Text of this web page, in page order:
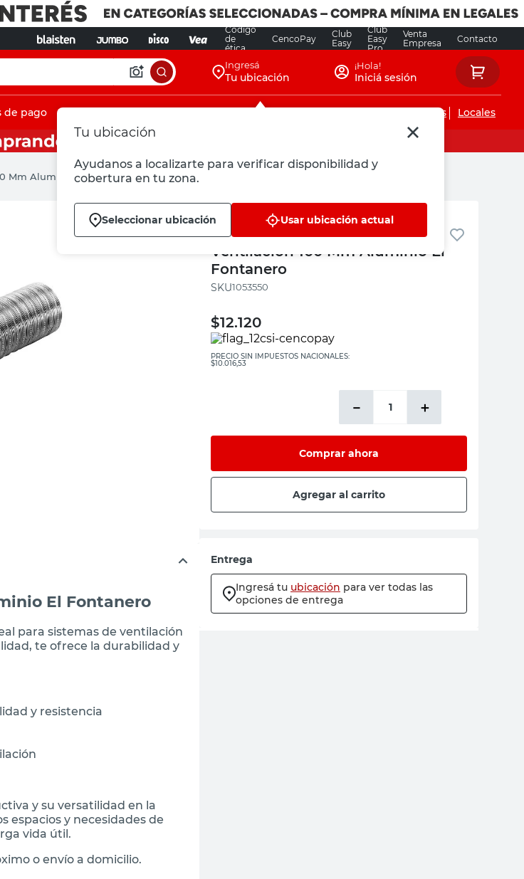
Código
de
ética
CencoPay
Club
Easy
Club
Easy
Pro
Venta
Empresa
Contacto
Ingresá
Tu ubicación
Tu ubicación
Ayudanos a localizarte para verificar disponibilidad y
cobertura en tu zona.
Seleccionar ubicación Usar ubicación actual
¡Hola!
Iniciá sesión
de pago Servicios de instalaciones Locales
Mm Aluminio El Fontanero
El Fontanero
para sistemas de ventilación
te ofrece la durabilidad y
y resistencia
y su versatilidad en la
espacios y necesidades de
vida útil.
o envío a domicilio.
El Fontanero
Caño Corrugado para
Ventilación 100 Mm Aluminio El
Fontanero
:1053550
$12.120
PRECIO SIN IMPUESTOS NACIONALES:
$10.016,53
＋
－
Comprar ahora
Agregar al carrito
Entrega
Ingresá tu ubicación para ver todas las
opciones de entrega